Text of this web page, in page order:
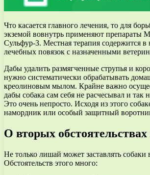
Что касается главного лечения, то для
экземой вовнутрь применяют препараты
Сульфур-3. Местная терапия содержится в
лечебных повязок с назначенными
Дабы удалить размягченные струпья и
нужно систематически обрабатывать
креолиновым мылом. Крайне важно
дабы собака сам себя не расчесывал и так
Это очень непросто. Исходя из этого
намордник или особый защитный
О вторых обстоятельствах
Не только лишай может заставлять собаки
Обстоятельств этого много: